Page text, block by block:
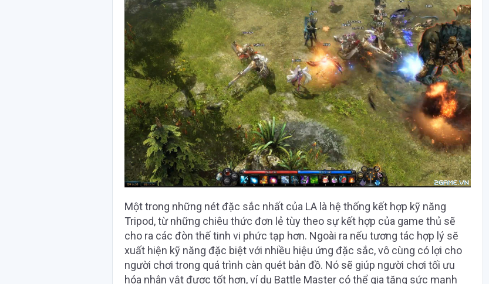
Một trong những nét đặc sắc nhất của LA là hệ thống kết hợp kỹ năng
Tripod, từ những chiêu thức đơn lẻ tùy theo sự kết hợp của game thủ sẽ
cho ra các đòn thế tinh vi phức tạp hơn. Ngoài ra nếu tương tác hợp lý sẽ
xuất hiện kỹ năng đặc biệt với nhiều hiệu ứng đặc sắc, vô cùng có lợi cho
người chơi trong quá trình càn quét bản đồ. Nó sẽ giúp người chơi tối ưu
hóa nhân vật được tốt hơn, ví dụ Battle Master có thể gia tăng sức mạnh